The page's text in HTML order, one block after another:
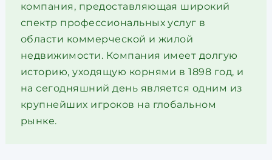
компания, предоставляющая широкий
спектр профессиональных услуг в
области коммерческой и жилой
недвижимости. Компания имеет долгую
историю, уходящую корнями в 1898 год, и
на сегодняшний день является одним из
крупнейших игроков на глобальном
рынке.